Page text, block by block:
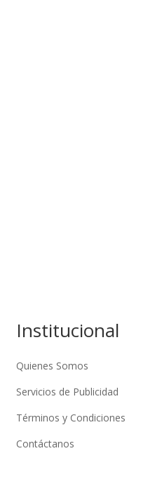
Institucional
Quienes Somos
Servicios de Publicidad
Términos y Condiciones
Contáctanos